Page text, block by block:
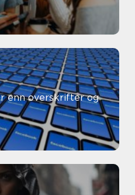
enn overskrifter og